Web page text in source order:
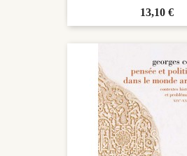
Prix
13,10 €